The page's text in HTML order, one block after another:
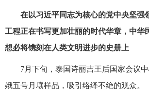
在以习近平同志为核心的党中央坚强
工程正在书写更加壮丽的时代华章，中华
想必将镌刻在人类文明进步的史册上
7月下旬，泰国诗丽吉王后国家会议
娥五号月壤样品，吸引络绎不绝的观众。